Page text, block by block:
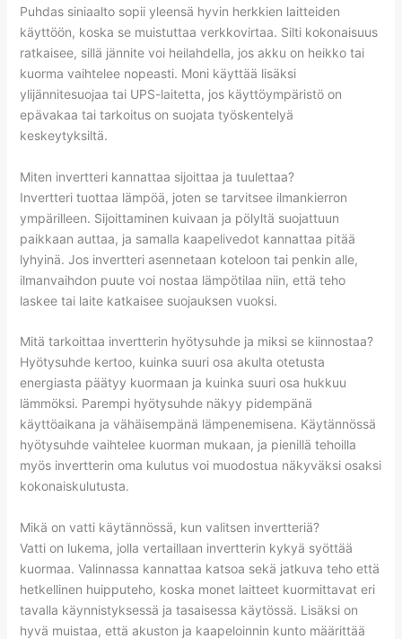
Puhdas siniaalto sopii yleensä hyvin herkkien laitteiden
käyttöön, koska se muistuttaa verkkovirtaa. Silti kokonaisuus
ratkaisee, sillä jännite voi heilahdella, jos akku on heikko tai
kuorma vaihtelee nopeasti. Moni käyttää lisäksi
ylijännitesuojaa tai UPS-laitetta, jos käyttöympäristö on
epävakaa tai tarkoitus on suojata työskentelyä
keskeytyksiltä.
Miten invertteri kannattaa sijoittaa ja tuulettaa?
Invertteri tuottaa lämpöä, joten se tarvitsee ilmankierron
ympärilleen. Sijoittaminen kuivaan ja pölyltä suojattuun
paikkaan auttaa, ja samalla kaapelivedot kannattaa pitää
lyhyinä. Jos invertteri asennetaan koteloon tai penkin alle,
ilmanvaihdon puute voi nostaa lämpötilaa niin, että teho
laskee tai laite katkaisee suojauksen vuoksi.
Mitä tarkoittaa invertterin hyötysuhde ja miksi se kiinnostaa?
Hyötysuhde kertoo, kuinka suuri osa akulta otetusta
energiasta päätyy kuormaan ja kuinka suuri osa hukkuu
lämmöksi. Parempi hyötysuhde näkyy pidempänä
käyttöaikana ja vähäisempänä lämpenemisena. Käytännössä
hyötysuhde vaihtelee kuorman mukaan, ja pienillä tehoilla
myös invertterin oma kulutus voi muodostua näkyväksi osaksi
kokonaiskulutusta.
Mikä on vatti käytännössä, kun valitsen invertteriä?
Vatti on lukema, jolla vertaillaan invertterin kykyä syöttää
kuormaa. Valinnassa kannattaa katsoa sekä jatkuva teho että
hetkellinen huipputeho, koska monet laitteet kuormittavat eri
tavalla käynnistyksessä ja tasaisessa käytössä. Lisäksi on
hyvä muistaa, että akuston ja kaapeloinnin kunto määrittää